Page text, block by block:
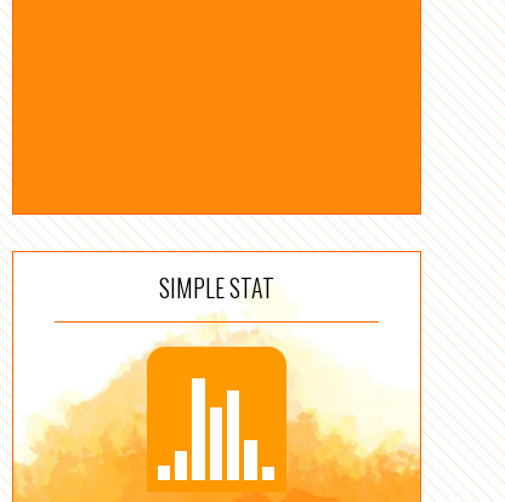
SIMPLE STAT